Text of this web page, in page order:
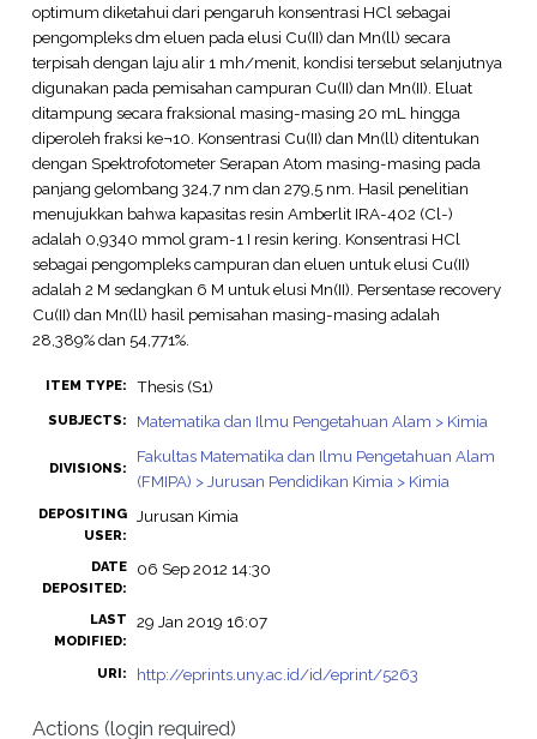
optimum diketahui dari pengaruh konsentrasi HCl sebagai
pengompleks dm eluen pada elusi Cu(II) dan Mn(ll) secara
terpisah dengan laju alir 1 mh/menit, kondisi tersebut selanjutnya
digunakan pada pemisahan campuran Cu(II) dan Mn(II). Eluat
ditampung secara fraksional masing-masing 20 mL hingga
diperoleh fraksi ke¬10. Konsentrasi Cu(II) dan Mn(ll) ditentukan
dengan Spektrofotometer Serapan Atom masing-masing pada
panjang gelombang 324,7 nm dan 279,5 nm. Hasil penelitian
menujukkan bahwa kapasitas resin Amberlit IRA-402 (Cl-)
adalah 0,9340 mmol gram-1 I resin kering. Konsentrasi HCl
sebagai pengompleks campuran dan eluen untuk elusi Cu(II)
adalah 2 M sedangkan 6 M untuk elusi Mn(II). Persentase recovery
Cu(II) dan Mn(ll) hasil pemisahan masing-masing adalah
28,389% dan 54,771%.
ITEM TYPE: Thesis (S1)
SUBJECTS: Matematika dan Ilmu Pengetahuan Alam > Kimia
DIVISIONS:
Fakultas Matematika dan Ilmu Pengetahuan Alam
(FMIPA) > Jurusan Pendidikan Kimia > Kimia
DEPOSITING
USER:
Jurusan Kimia
DATE
DEPOSITED:
06 Sep 2012 14:30
LAST
MODIFIED:
29 Jan 2019 16:07
URI: http://eprints.uny.ac.id/id/eprint/5263
Actions (login required)